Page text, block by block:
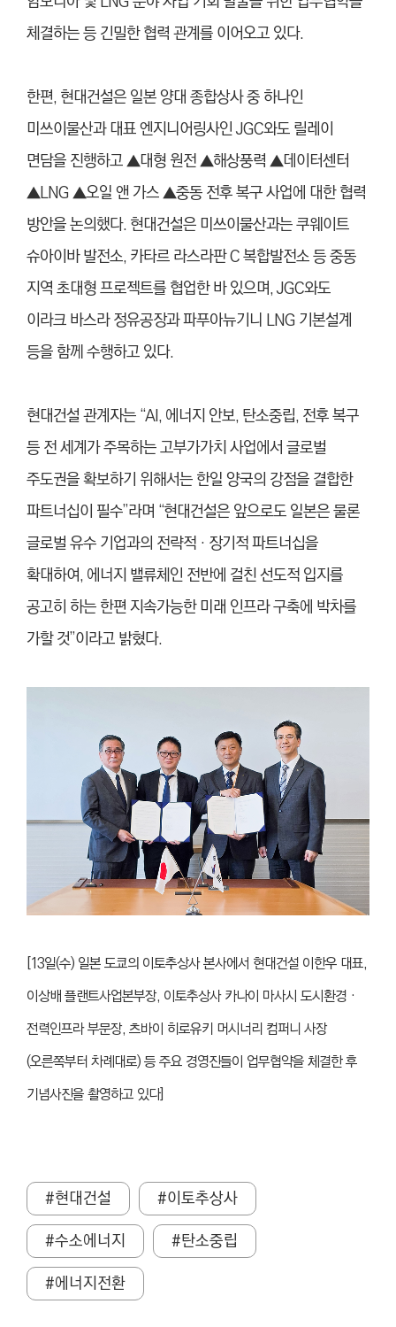
체결하는 등 긴밀한 협력 관계를 이어오고 있다.
한편, 현대건설은 일본 양대 종합상사 중 하나인
미쓰이물산과 대표 엔지니어링사인 JGC와도 릴레이
면담을 진행하고 ▲대형 원전 ▲해상풍력 ▲데이터센터
▲LNG ▲오일 앤 가스 ▲중동 전후 복구 사업에 대한 협력
방안을 논의했다. 현대건설은 미쓰이물산과는 쿠웨이트
슈아이바 발전소, 카타르 라스라판 C 복합발전소 등 중동
지역 초대형 프로젝트를 협업한 바 있으며, JGC와도
이라크 바스라 정유공장과 파푸아뉴기니 LNG 기본설계
등을 함께 수행하고 있다.
현대건설 관계자는 “AI, 에너지 안보, 탄소중립, 전후 복구
등 전 세계가 주목하는 고부가가치 사업에서 글로벌
주도권을 확보하기 위해서는 한일 양국의 강점을 결합한
파트너십이 필수”라며 “현대건설은 앞으로도 일본은 물론
글로벌 유수 기업과의 전략적‧장기적 파트너십을
확대하여, 에너지 밸류체인 전반에 걸친 선도적 입지를
공고히 하는 한편 지속가능한 미래 인프라 구축에 박차를
가할 것”이라고 밝혔다.
[13일(수) 일본 도쿄의 이토추상사 본사에서 현대건설 이한우 대표,
이상배 플랜트사업본부장, 이토추상사 카나이 마사시 도시환경‧
전력인프라 부문장, 츠바이 히로유키 머시너리 컴퍼니 사장
(오른쪽부터 차례대로) 등 주요 경영진들이 업무협약을 체결한 후
기념사진을 촬영하고 있다]
#현대건설
#이토추상사
#수소에너지
#탄소중립
#에너지전환